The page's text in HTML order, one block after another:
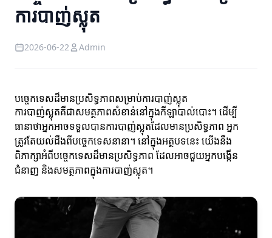
ការបាញ់ស្លុត
2026-06-22 Admin
បច្ចេកទេសដ៏មានប្រសិទ្ធភាពសម្រាប់ការបាញ់ស្លុត
ការបាញ់ស្លុតគឺជាសមត្ថភាពសំខាន់នៅក្នុងកីឡាបាល់បោះ។ ដើម្បី
ធានាថាអ្នកអាចទទួលបានការបាញ់ស្លុតដែលមានប្រសិទ្ធភាព អ្នក
ត្រូវតែយល់ដឹងពីបច្ចេកទេសនានា។ នៅក្នុងអត្ថបទនេះ យើងនឹង
ពិភាក្សាអំពីបច្ចេកទេសដ៏មានប្រសិទ្ធភាព ដែលអាចជួយអ្នកបង្កើន
ជំនាញ និងសមត្ថភាពក្នុងការបាញ់ស្លុត។